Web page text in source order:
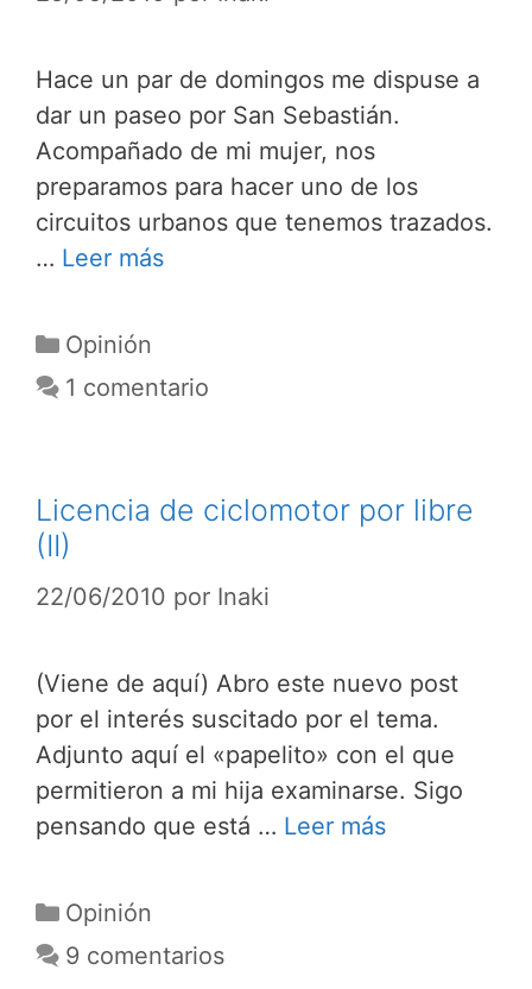
Hace un par de domingos me dispuse a
dar un paseo por San Sebastián.
Acompañado de mi mujer, nos
preparamos para hacer uno de los
circuitos urbanos que tenemos trazados.
… Leer más
Categorías
Opinión
1 comentario
Licencia de ciclomotor por libre
(II)
22/06/2010 por Inaki
(Viene de aquí) Abro este nuevo post
por el interés suscitado por el tema.
Adjunto aquí el «papelito» con el que
permitieron a mi hija examinarse. Sigo
pensando que está … Leer más
Categorías
Opinión
9 comentarios